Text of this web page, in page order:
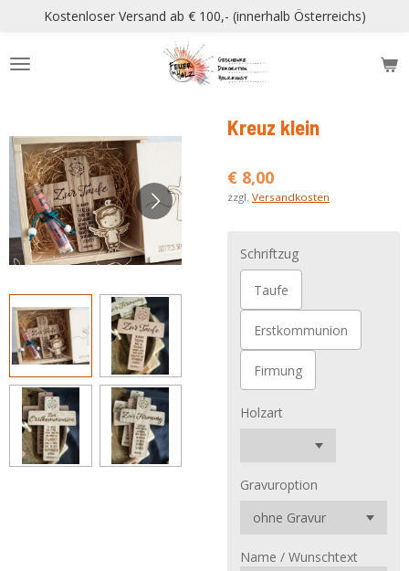
springen
Kostenloser Versand ab € 100,- (innerhalb Österreichs)
Kreuz klein
€ 8,00
zzgl. Versandkosten
Schriftzug
Taufe
Erstkommunion
Firmung
Holzart
Gravuroption
Name / Wunschtext